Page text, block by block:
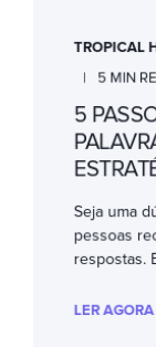
TROPICAL
5 MIN
5
Seja uma
pessoas
respostas.
LER AGORA